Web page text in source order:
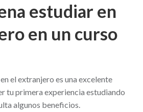
estudiar en
en un curso
el extranjero es una excelente
tu primera experiencia estudiando
algunos beneficios.